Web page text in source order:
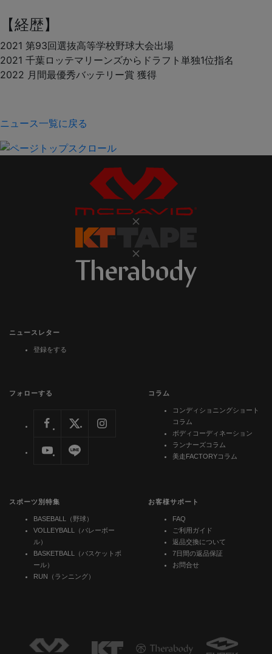
【経歴】
2021 第93回選抜高等学校野球大会出場
2021 千葉ロッテマリーンズからドラフト単独1位指名
2022 月間最優秀バッテリー賞 獲得
ニュース一覧に戻る
ニュースレター
登録をする
フォローする コラム
コンディショニングショート
コラム
ボディコーディネーション
ランナーズコラム
美走FACTORYコラム
スポーツ別特集
BASEBALL（野球）
VOLLEYBALL（バレーボー
ル）
BASKETBALL（バスケットボ
ール）
RUN（ランニング）
お客様サポート
FAQ
ご利用ガイド
返品交換について
7日間の返品保証
お問合せ